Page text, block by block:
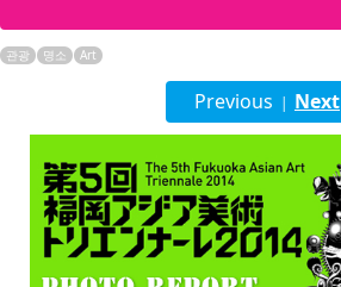
English
tiéng Viêt
Bahasa Indonesia
관광 명소 Art
Previous | Next